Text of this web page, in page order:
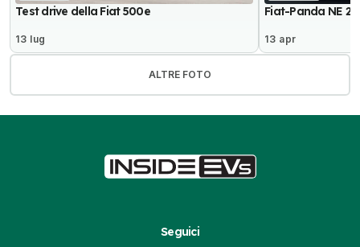
Test drive della Fiat 500e
13 lug
Fiat-Panda NE
13 apr
ALTRE FOTO
Seguici